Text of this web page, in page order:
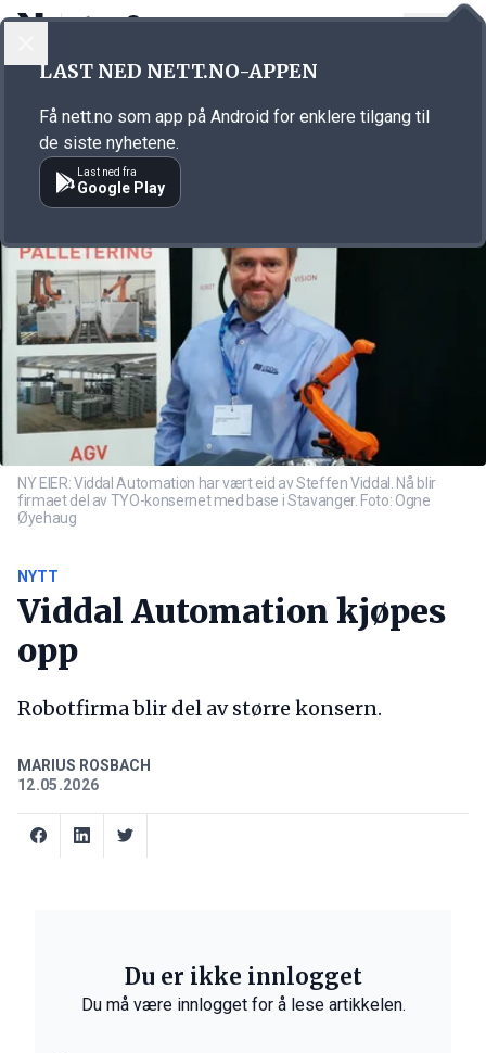
Annonsørinnhold
NY EIER: Viddal Automation har vært eid av Steffen Viddal. Nå blir
firmaet del av TYO-konsernet med base i Stavanger. Foto: Ogne
Øyehaug
NYTT
Viddal Automation kjøpes
opp
Robotfirma blir del av større konsern.
MARIUS ROSBACH
12.05.2026
Du er ikke innlogget
Du må være innlogget for å lese artikkelen.
LAST NED NETT.NO-APPEN
Få nett.no som app på Android for enklere tilgang til
de siste nyhetene.
Last ned fra
Google Play